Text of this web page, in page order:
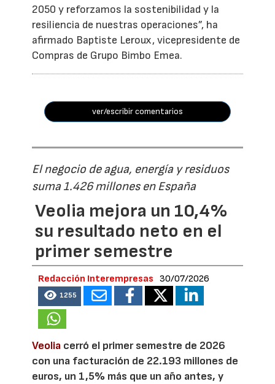
2050 y reforzamos la sostenibilidad y la
resiliencia de nuestras operaciones”, ha
afirmado Baptiste Leroux, vicepresidente de
Compras de Grupo Bimbo Emea.
ver/escribir comentarios
El negocio de agua, energía y residuos
suma 1.426 millones en España
Veolia mejora un 10,4%
su resultado neto en el
primer semestre
Redacción Interempresas 30/07/2026
1255
Veolia cerró el primer semestre de 2026
con una facturación de 22.193 millones de
euros, un 1,5% más que un año antes, y